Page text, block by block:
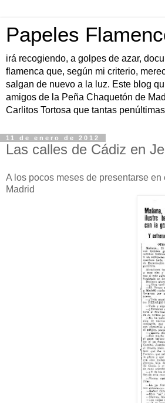
Papeles
irá recogiendo, a golpes de azar,
flamenca que, según mi criterio,
salgan de nuevo a la luz. Este blog
amigos de la Peña Chaquetón de
Carlitos Tortosa que tantas
11 de enero de 2012
Las calles de Cádiz en
A los pocos meses de presentarse en
Madrid